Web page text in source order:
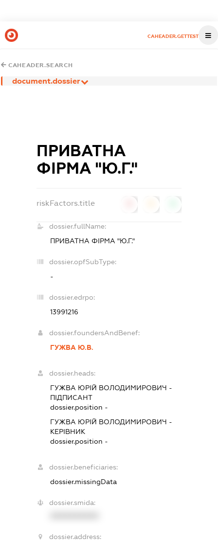
CAHEADER.GETTEST
CAHEADER.SEARCH
document.dossier
ПРИВАТНА
ФІРМА "Ю.Г."
riskFactors.title
dossier.fullName:
ПРИВАТНА ФІРМА "Ю.Г."
dossier.opfSubType:
-
dossier.edrpo:
13991216
dossier.foundersAndBenef:
ГУЖВА Ю.В.
dossier.heads:
ГУЖВА ЮРІЙ ВОЛОДИМИРОВИЧ -
ПІДПИСАНТ
dossier.position -
ГУЖВА ЮРІЙ ВОЛОДИМИРОВИЧ -
КЕРІВНИК
dossier.position -
dossier.beneficiaries:
dossier.missingData
dossier.smida:
dossier.address: